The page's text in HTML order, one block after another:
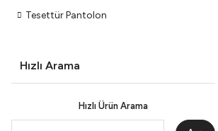
Tesettür Pantolon
Hızlı Arama
Hızlı Ürün Arama